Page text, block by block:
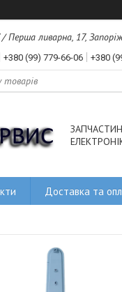
Перша ливарна, 17,
+380 (99) 779-66-06 +380
Доставка та